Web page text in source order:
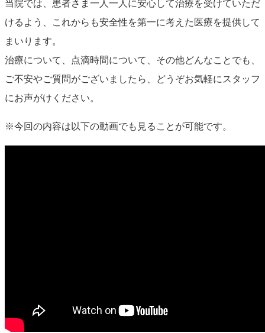
当院では、患者さま一人一人に安心して治療を受けていただ
けるよう、これからも安全性を第一に考えた医療を提供して
まいります。
治療について、点滴時間について、その他どんなことでも、
ご不安やご質問がございましたら、どうぞお気軽にスタッフ
にお声がけください。
※今回の内容は以下の動画でも見ることが可能です。